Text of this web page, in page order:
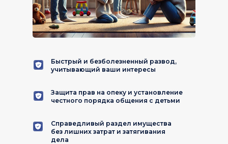
Быстрый и безболезненный развод,
учитывающий ваши интересы
Защита прав на опеку и установление
честного порядка общения с детьми
Справедливый раздел имущества
без лишних затрат и затягивания
дела